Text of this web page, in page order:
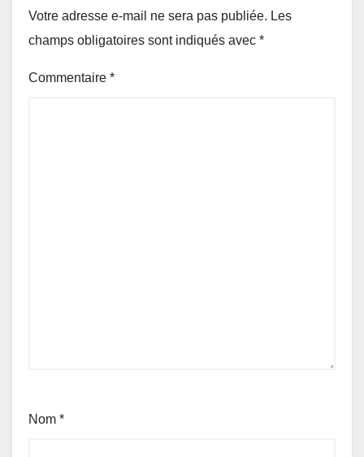
Votre adresse e-mail ne sera pas publiée. Les
champs obligatoires sont indiqués avec *
Commentaire *
Nom *